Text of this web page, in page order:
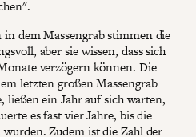
dem Massengrab stimmen die
aber sie wissen, dass sich
verzögern können. Die
letzten großen Massengrab
ließen ein Jahr auf sich warten,
es fast vier Jahre, bis die
wurden. Zudem ist die Zahl der